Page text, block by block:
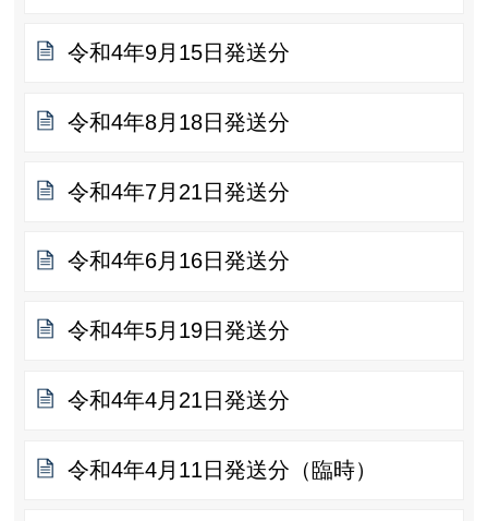
令和4年9月15日発送分
令和4年8月18日発送分
令和4年7月21日発送分
令和4年6月16日発送分
令和4年5月19日発送分
令和4年4月21日発送分
令和4年4月11日発送分（臨時）